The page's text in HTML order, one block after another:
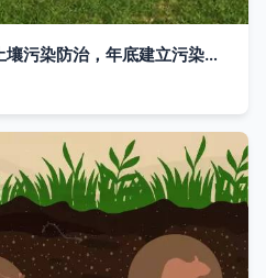
石家庄栾城、辛集将试点土壤污染防治，年底建立污染地块名录